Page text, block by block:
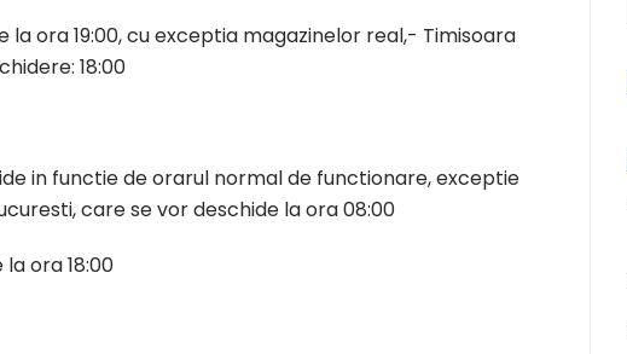
la ora 19:00, cu exceptia magazinelor real,- Timisoara
18:00
in functie de orarul normal de functionare, exceptie
care se vor deschide la ora 08:00
ora 18:00